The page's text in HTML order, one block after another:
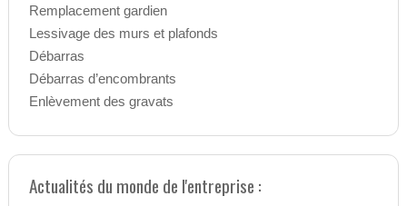
Remplacement gardien
Lessivage des murs et plafonds
Débarras
Débarras d’encombrants
Enlèvement des gravats
Actualités du monde de l'entreprise :